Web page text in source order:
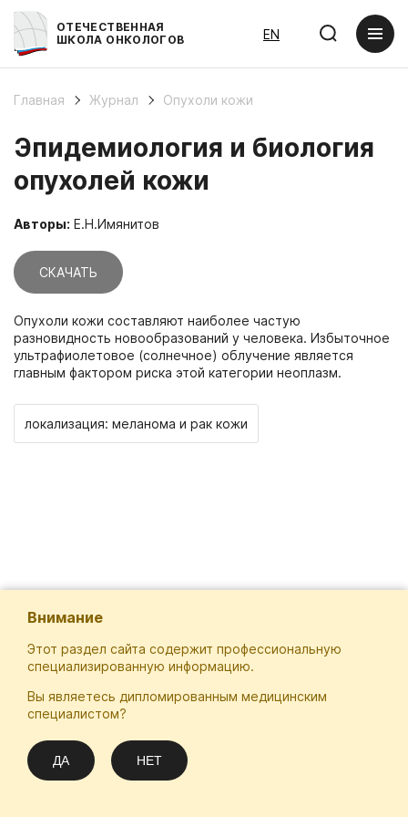
ОТЕЧЕСТВЕННАЯ
ШКОЛА ОНКОЛОГОВ
EN
Главная Журнал Опухоли кожи
Эпидемиология и биология
опухолей кожи
Авторы: Е.Н.Имянитов
СКАЧАТЬ
Опухоли кожи составляют наиболее частую
разновидность новообразований у человека. Избыточное
ультрафиолетовое (солнечное) облучение является
главным фактором риска этой категории неоплазм.
локализация: меланома и рак кожи
Внимание
Этот раздел сайта содержит профессиональную
специализированную информацию.
Вы являетесь дипломированным медицинским
специалистом?
ДА НЕТ
Отечественная Школа Онкологов
Email
info@practical-oncology.ru